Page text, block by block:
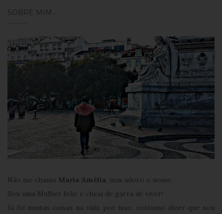
POSTS
SOBRE MIM…
Não me chamo Maria Amélia, mas adoro o nome.
Sou uma Mulher feliz e cheia de garra de viver!
Já fiz muitas coisas na vida, por isso, costumo dizer que sou